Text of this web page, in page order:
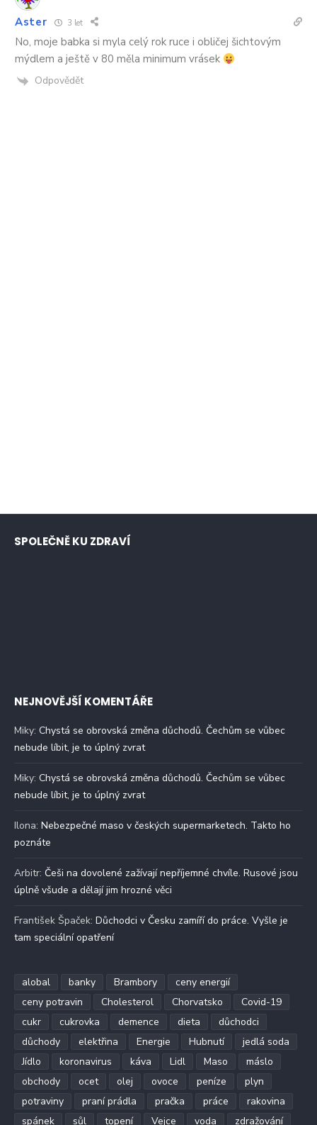
Aster 3 let
No, moje babka si myla celý rok ruce i obličej šichtovým
mýdlem a ještě v 80 měla minimum vrásek
Odpovědět
SPOLEČNĚ KU ZDRAVÍ
NEJNOVĚJŠÍ KOMENTÁŘE
Miky: Chystá se obrovská změna důchodů. Čechům se vůbec
nebude líbit, je to úplný zvrat
Miky: Chystá se obrovská změna důchodů. Čechům se vůbec
nebude líbit, je to úplný zvrat
Ilona: Nebezpečné maso v českých supermarketech. Takto ho
poznáte
Arbitr: Češi na dovolené zažívají nepříjemné chvíle. Rusové jsou
úplně všude a dělají jim hrozné věci
František Špaček: Důchodci v Česku zamíří do práce. Vyšle je
tam speciální opatření
alobal banky Brambory
ceny energií
ceny potravin
Cholesterol Chorvatsko
Covid-19
cukr
cukrovka demence dieta
důchodci
důchody
elektřina Energie Hubnutí
jedlá soda
Jídlo
koronavirus káva Lidl Maso
máslo
obchody
ocet olej ovoce peníze
plyn
potraviny
praní prádla pračka práce
rakovina
spánek
sůl topení Vejce voda zdražování